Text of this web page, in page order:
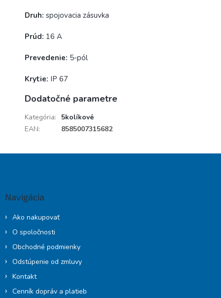
Druh: spojovacia zásuvka
Prúd: 16 A
Prevedenie: 5-pól
Krytie: IP 67
Dodatočné parametre
Kategória:
5kolíkové
EAN: 8585007315682
Navigácia
Ako nakupovať
O spoločnosti
Obchodné podmienky
Odstúpenie od zmluvy
Kontakt
Cenník dopráv a platieb